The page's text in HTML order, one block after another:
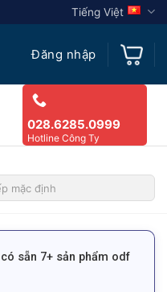
Tiếng Việt
Đăng nhập
028.6285.0999
Hotline Công Ty
sẵn 7+ sản phẩm odf